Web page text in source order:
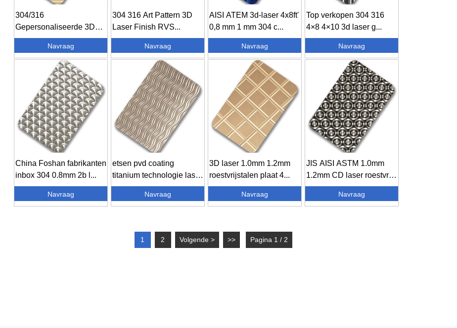
304/316
Gepersonaliseerde 3D
laserfinish roségouden
Navraag
304 316 Art Pattern 3D
Laser Finish RVS...
Navraag
AISI ATEM 3d-laser 4x8ft'
0,8 mm 1 mm 304 c...
Navraag
Top verkopen 304 316
4×8 4×10 3d laser g...
Navraag
China Foshan fabrikanten
inbox 304 0.8mm 2b l...
Navraag
etsen pvd coating
titanium technologie laser
c...
Navraag
3D laser 1.0mm 1.2mm
roestvrijstalen plaat 4...
Navraag
JIS AISI ASTM 1.0mm
1.2mm CD laser roestvrij
staal...
Navraag
1 2 Volgende > >> Pagina 1 / 2